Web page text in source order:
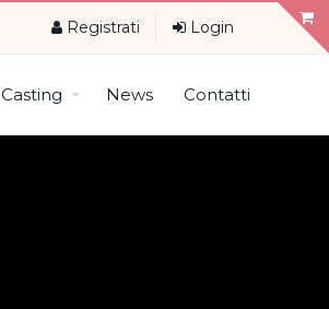
Registrati Login
Casting News Contatti